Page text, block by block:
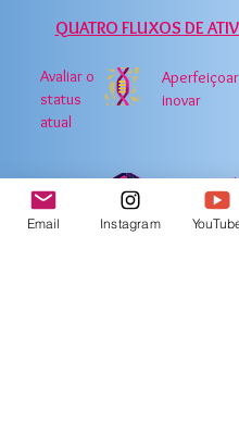
QUATRO FLUXOS DE
Avaliar o
status
atual
inovar
Prever
mudança
Compartil
har e
utilizar
Email Instagram